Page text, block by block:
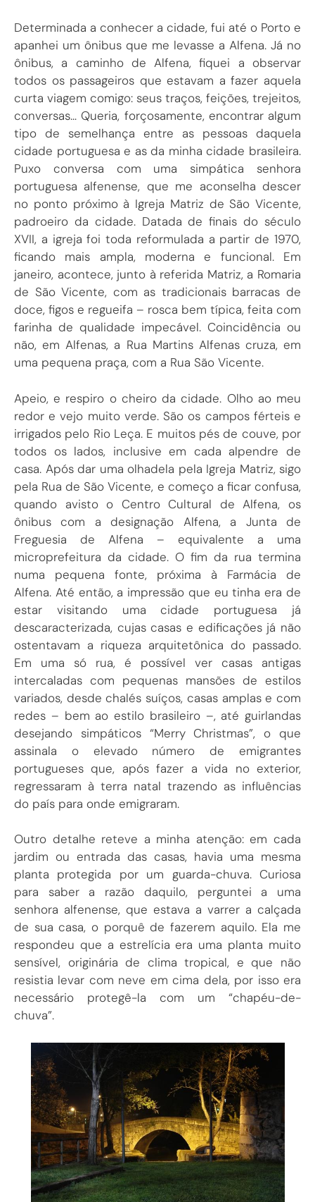
Determinada a conhecer a cidade, fui até o Porto e
apanhei um ônibus que me levasse a Alfena. Já no
ônibus, a caminho de Alfena, fiquei a observar
todos os passageiros que estavam a fazer aquela
curta viagem comigo: seus traços, feições, trejeitos,
conversas… Queria, forçosamente, encontrar algum
tipo de semelhança entre as pessoas daquela
cidade portuguesa e as da minha cidade brasileira.
Puxo conversa com uma simpática senhora
portuguesa alfenense, que me aconselha descer
no ponto próximo à Igreja Matriz de São Vicente,
padroeiro da cidade. Datada de finais do século
XVII, a igreja foi toda reformulada a partir de 1970,
ficando mais ampla, moderna e funcional. Em
janeiro, acontece, junto à referida Matriz, a Romaria
de São Vicente, com as tradicionais barracas de
doce, figos e regueifa – rosca bem típica, feita com
farinha de qualidade impecável. Coincidência ou
não, em Alfenas, a Rua Martins Alfenas cruza, em
uma pequena praça, com a Rua São Vicente.
Apeio, e respiro o cheiro da cidade. Olho ao meu
redor e vejo muito verde. São os campos férteis e
irrigados pelo Rio Leça. E muitos pés de couve, por
todos os lados, inclusive em cada alpendre de
casa. Após dar uma olhadela pela Igreja Matriz, sigo
pela Rua de São Vicente, e começo a ficar confusa,
quando avisto o Centro Cultural de Alfena, os
ônibus com a designação Alfena, a Junta de
Freguesia de Alfena – equivalente a uma
microprefeitura da cidade. O fim da rua termina
numa pequena fonte, próxima à Farmácia de
Alfena. Até então, a impressão que eu tinha era de
estar visitando uma cidade portuguesa já
descaracterizada, cujas casas e edificações já não
ostentavam a riqueza arquitetônica do passado.
Em uma só rua, é possível ver casas antigas
intercaladas com pequenas mansões de estilos
variados, desde chalés suíços, casas amplas e com
redes – bem ao estilo brasileiro –, até guirlandas
desejando simpáticos “Merry Christmas”, o que
assinala o elevado número de emigrantes
portugueses que, após fazer a vida no exterior,
regressaram à terra natal trazendo as influências
do país para onde emigraram.
Outro detalhe reteve a minha atenção: em cada
jardim ou entrada das casas, havia uma mesma
planta protegida por um guarda-chuva. Curiosa
para saber a razão daquilo, perguntei a uma
senhora alfenense, que estava a varrer a calçada
de sua casa, o porquê de fazerem aquilo. Ela me
respondeu que a estrelícia era uma planta muito
sensível, originária de clima tropical, e que não
resistia levar com neve em cima dela, por isso era
necessário protegê-la com um “chapéu-de-
chuva”.